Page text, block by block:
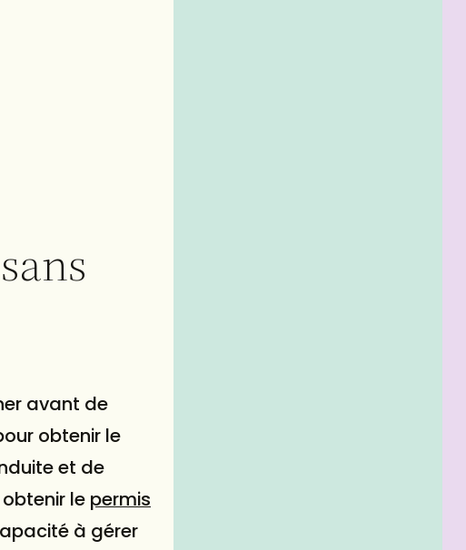
avant de
obtenir le
et de
le permis
à gérer